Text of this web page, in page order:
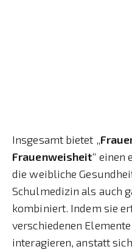
Insgesamt bietet „
Frauenweisheit“ einen
die weibliche
Schulmedizin als auch
kombiniert. Indem sie
verschiedenen
interagieren, anstatt